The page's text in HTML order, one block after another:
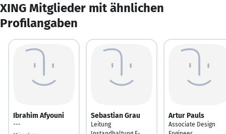
XING Mitglieder mit ähnlichen
Profilangaben
Ibrahim Afyouni
---
Sebastian Grau
Leitung
Artur Pauls
Associate Design